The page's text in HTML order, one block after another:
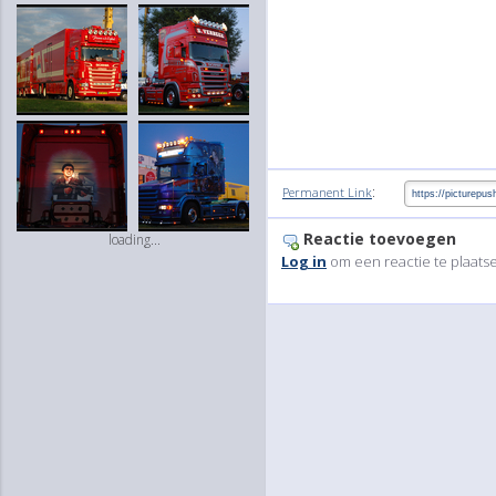
loading...
Permanent Link:
Reactie toevoegen
Log in om een reactie te